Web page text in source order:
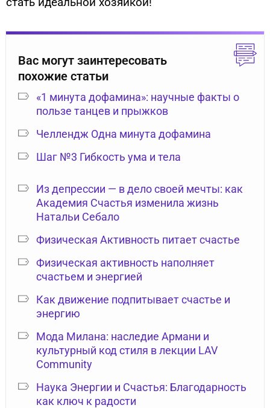
Вас могут заинтересовать
похожие статьи
«1 минута дофамина»: научные факты о
пользе танцев и прыжков
Челлендж Одна минута дофамина
Шаг №3 Гибкость ума и тела
Из депрессии — в дело своей мечты: как
Академия Счастья изменила жизнь
Натальи Себало
Физическая Активность питает счастье
Физическая активность наполняет
счастьем и энергией
Как движение подпитывает счастье и
энергию
Мода Милана: наследие Армани и
культурный код стиля в лекции LAV
Community
Наука Энергии и Счастья: Благодарность
как ключ к радости